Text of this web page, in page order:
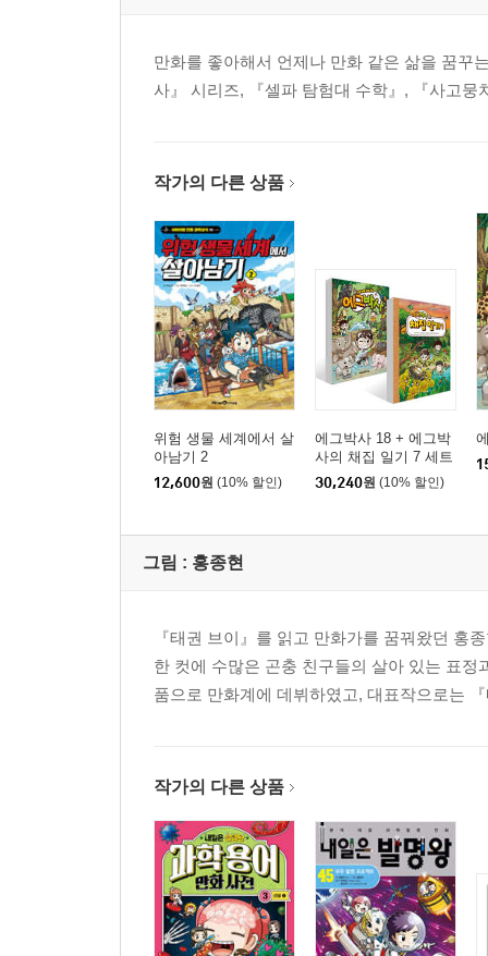
만화를 좋아해서 언제나 만화 같은 삶을 꿈꾸
사』 시리즈, 『셀파 탐험대 수학』, 『사고뭉
작가의 다른 상품
위험 생물 세계에서 살
아남기 2
12,600원 (10% 할인)
에그박사 18 + 에그박
사의 채집 일기 7 세트
30,240원 (10% 할인)
그림 : 홍종현
『태권 브이』를 읽고 만화가를 꿈꿔왔던 홍
한 컷에 수많은 곤충 친구들의 살아 있는 표
품으로 만화계에 데뷔하였고, 대표작으로는
작가의 다른 상품